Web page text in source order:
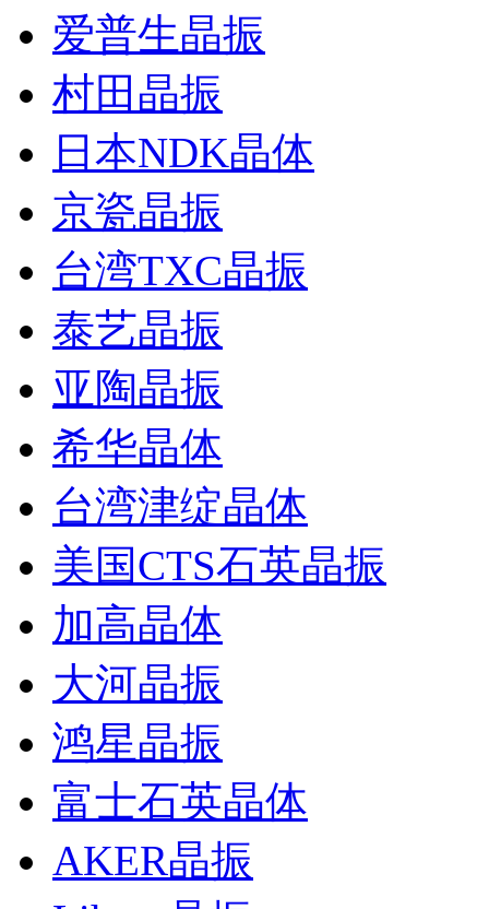
爱普生晶振
村田晶振
日本NDK晶体
京瓷晶振
台湾TXC晶振
泰艺晶振
亚陶晶振
希华晶体
台湾津绽晶体
美国CTS石英晶振
加高晶体
大河晶振
鸿星晶振
富士石英晶体
AKER晶振